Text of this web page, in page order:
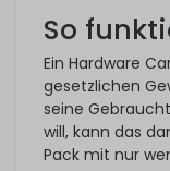
So
Ein Hardware
gesetzlichen
seine
will, kann das
Pack mit nur